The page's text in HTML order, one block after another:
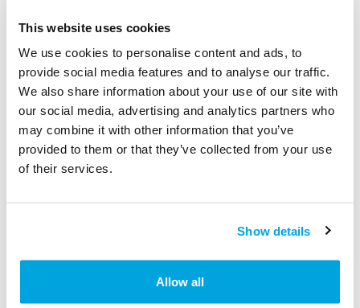
This website uses cookies
We use cookies to personalise content and ads, to
provide social media features and to analyse our traffic.
We also share information about your use of our site with
our social media, advertising and analytics partners who
may combine it with other information that you’ve
provided to them or that they’ve collected from your use
of their services.
Show details
Allow all
oder eine konkrete Tapkey-relevante Frage hast, dann
stelle sie bitte aufStack Overflow. Vergiss dabei
nicht, den tapkey Tag hinzuzufügen. Unser R&D
Team wird dir so schnell wie möglich antworten und
dir bei deinem Anliegen helfen.
War dieser Artikel hilfreich?
Artikel in diesem Ordner -